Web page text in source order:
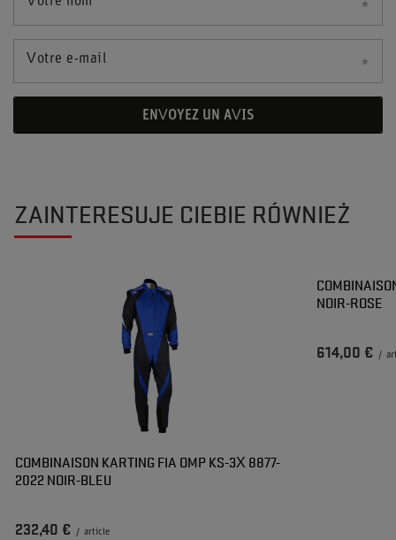
Votre e-mail
ENVOYEZ UN AVIS
ZAINTERESUJE CIEBIE RÓWNIEŻ
COMBINAISON KARTING FIA OMP KS-3X 8877-
2022 NOIR-BLEU
232,40 € / article
NOIR-ROSE
614,00 € /